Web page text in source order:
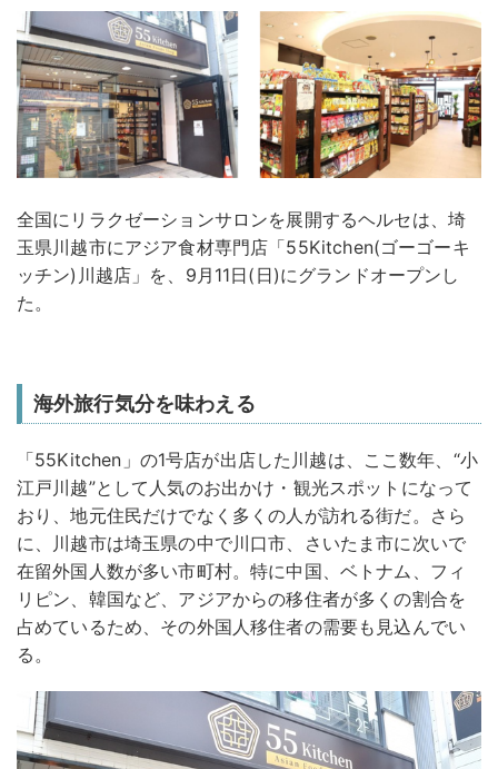
全国にリラクゼーションサロンを展開するヘルセは、埼
玉県川越市にアジア食材専門店「55Kitchen(ゴーゴーキ
ッチン)川越店」を、9月11日(日)にグランドオープンし
た。
海外旅行気分を味わえる
「55Kitchen」の1号店が出店した川越は、ここ数年、“小
江戸川越”として人気のお出かけ・観光スポットになって
おり、地元住民だけでなく多くの人が訪れる街だ。さら
に、川越市は埼玉県の中で川口市、さいたま市に次いで
在留外国人数が多い市町村。特に中国、ベトナム、フィ
リピン、韓国など、アジアからの移住者が多くの割合を
占めているため、その外国人移住者の需要も見込んでい
る。